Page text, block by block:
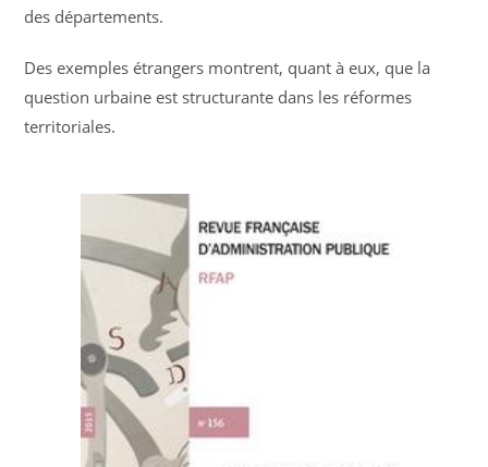
des départements.
Des exemples étrangers montrent, quant à eux, que la
question urbaine est structurante dans les réformes
territoriales.